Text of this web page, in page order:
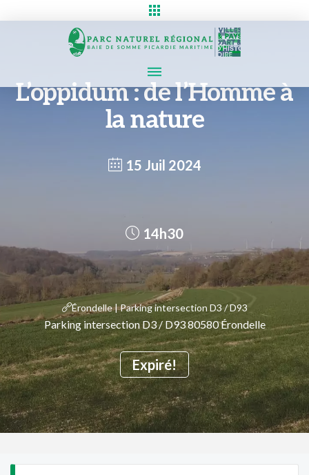
L’oppidum : de l’Homme à
la nature
15 Juil 2024
Expiré!
14h30
Érondelle | Parking intersection D3 / D93
Parking intersection D3 / D93 80580 Érondelle